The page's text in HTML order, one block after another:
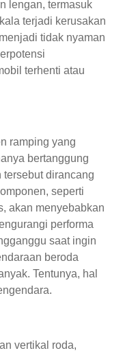
lengan, termasuk
terjadi kerusakan
tidak nyaman
terhenti atau
ramping yang
bertanggung
dirancang
seperti
akan menyebabkan
performa
saat ingin
beroda
Tentunya, hal
vertikal roda,